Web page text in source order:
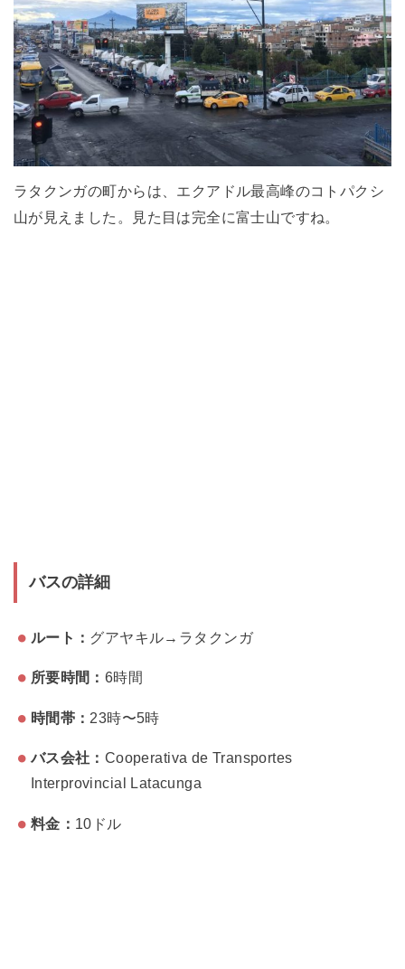
ラタクンガの町からは、エクアドル最高峰のコトパクシ
山が見えました。見た目は完全に富士山ですね。
バスの詳細
ルート： グアヤキル→ラタクンガ
所要時間： 6時間
時間帯： 23時〜5時
バス会社： Cooperativa de Transportes
Interprovincial Latacunga
料金： 10ドル